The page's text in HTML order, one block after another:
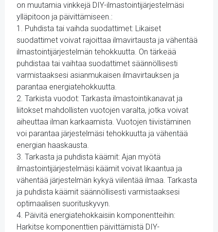
on muutamia vinkkejä DIY-ilmastointijärjestelmäsi
ylläpitoon ja päivittämiseen.:
1. Puhdista tai vaihda suodattimet: Likaiset
suodattimet voivat rajoittaa ilmavirtausta ja vähentää
ilmastointijärjestelmän tehokkuutta. On tärkeää
puhdistaa tai vaihtaa suodattimet säännöllisesti
varmistaaksesi asianmukaisen ilmavirtauksen ja
parantaa energiatehokkuutta.
2. Tarkista vuodot: Tarkasta ilmastointikanavat ja
liitokset mahdollisten vuotojen varalta, jotka voivat
aiheuttaa ilman karkaamista. Vuotojen tiivistäminen
voi parantaa järjestelmäsi tehokkuutta ja vähentää
energian haaskausta.
3. Tarkasta ja puhdista käämit: Ajan myötä
ilmastointijärjestelmäsi käämit voivat likaantua ja
vähentää järjestelmän kykyä viilentää ilmaa. Tarkasta
ja puhdista käämit säännöllisesti varmistaaksesi
optimaalisen suorituskyvyn.
4. Päivitä energiatehokkaisiin komponentteihin:
Harkitse komponenttien päivittämistä DIY-